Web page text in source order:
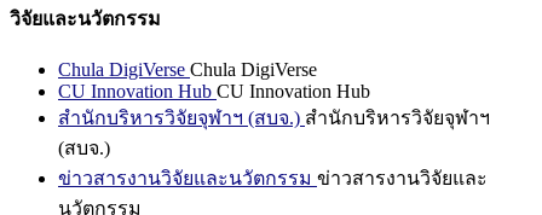
วิจัยและนวัตกรรม
Chula DigiVerse Chula DigiVerse
CU Innovation Hub CU Innovation Hub
สำนักบริหารวิจัยจุฬาฯ (สบจ.) สำนักบริหารวิจัยจุฬาฯ
(สบจ.)
ข่าวสารงานวิจัยและนวัตกรรม ข่าวสารงานวิจัยและ
นวัตกรรม